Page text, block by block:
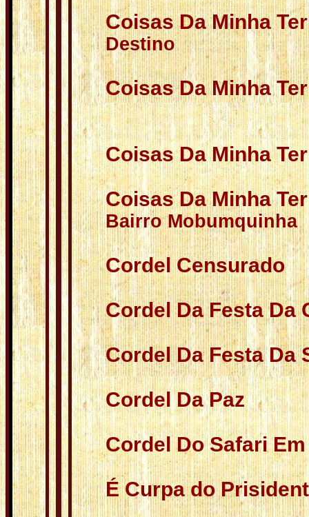
Coisas Da Minha
Destino
Coisas Da Minha
Coisas Da Minha
Coisas Da Minha
Bairro
Cordel Censurado
Cordel Da Festa Da
Cordel Da Festa Da
Cordel Da Paz
Cordel Do Safari
É Curpa do